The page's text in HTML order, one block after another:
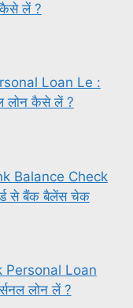
कैसे लें ?
Loan Le :
लोन कैसे लें ?
Balance Check
से बैंक बैलेंस चेक
Personal Loan
लोन लें ?